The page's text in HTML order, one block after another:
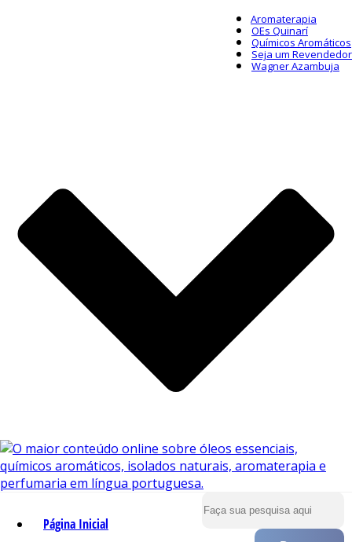
Aromaterapia
OEs Quinarí
Químicos Aromáticos
Seja um Revendedor
Wagner Azambuja
Página Inicial